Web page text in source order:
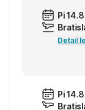
Pi
Detail
Pi